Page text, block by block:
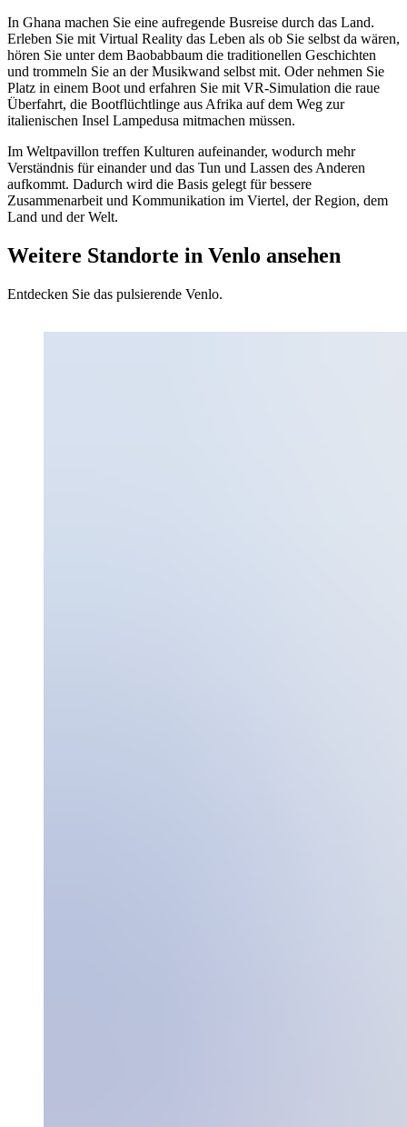
In Ghana machen Sie eine aufregende Busreise durch das Land.
Erleben Sie mit Virtual Reality das Leben als ob Sie selbst da wären,
hören Sie unter dem Baobabbaum die traditionellen Geschichten
und trommeln Sie an der Musikwand selbst mit. Oder nehmen Sie
Platz in einem Boot und erfahren Sie mit VR-Simulation die raue
Überfahrt, die Bootflüchtlinge aus Afrika auf dem Weg zur
italienischen Insel Lampedusa mitmachen müssen.
Im Weltpavillon treffen Kulturen aufeinander, wodurch mehr
Verständnis für einander und das Tun und Lassen des Anderen
aufkommt. Dadurch wird die Basis gelegt für bessere
Zusammenarbeit und Kommunikation im Viertel, der Region, dem
Land und der Welt.
Weitere Standorte in Venlo ansehen
Entdecken Sie das pulsierende Venlo.